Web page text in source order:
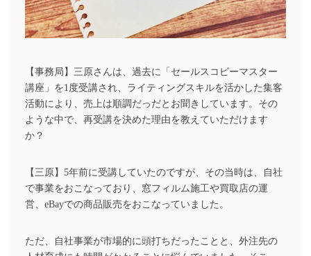
【事務局】三原さんは、過去に「セールスコピーマスター
講座」を1度受講され、ライティングスキルを活かした集客
活動により、売上は順調だっだとお聞きしています。その
ような中で、再受講を決めた理由を教えていただけます
か？
【三原】5年前に受講していたのですが、その当時は、自社
で事業をおこなっており、窓フィルム施工や買取店の運
営、eBayでの商品販売をおこなっていました。
ただ、自社事業が市場的に頭打ちだったことと、外注先の